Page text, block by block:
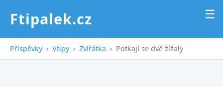
Ftipalek.cz ☰
Příspěvky › Vtipy › Zvířátka › Potkají se dvě žížaly